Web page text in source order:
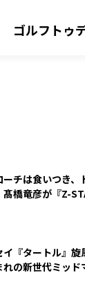
ゴルフトゥ
ーチは食いつき、
髙橋竜彦が『Z-
『タートル』旋
れの新世代ミッド